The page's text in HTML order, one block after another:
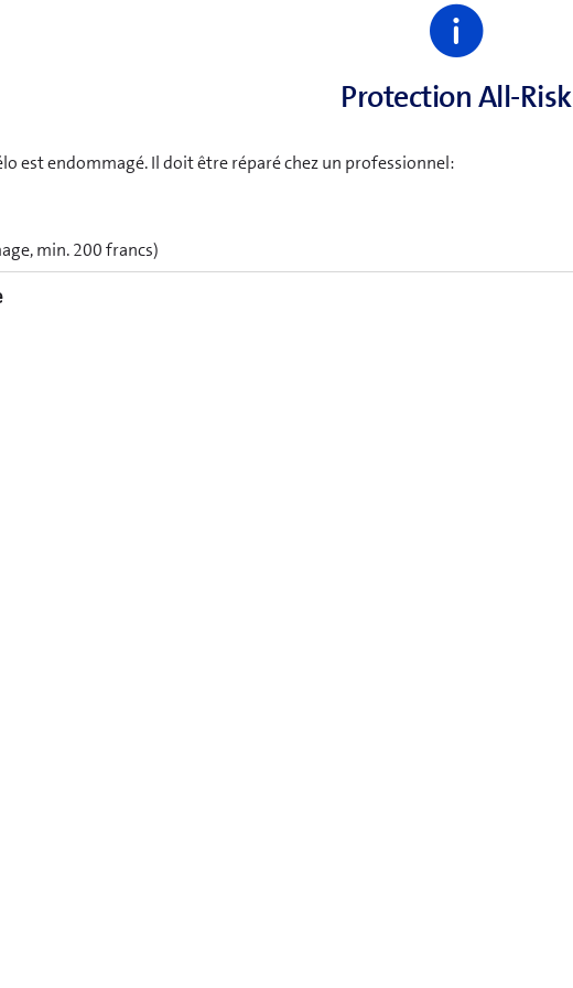
Protection All-Risk
est endommagé. Il doit être réparé chez un professionnel:
min. 200 francs)